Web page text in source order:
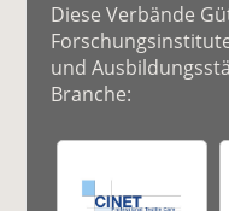
Diese Verbände
und
Branche: